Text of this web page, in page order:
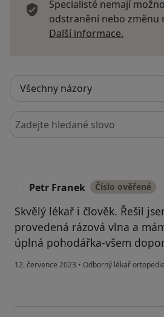
Specialisté nemají
odstranění nebo změnu
Další informace.
Hledejte v názorech
Petr Franek Číslo ověřené
Skvělý lékař i člověk. Řešil
provedená rázová vlna a
úplná pohodářka-všem
12. července 2023 • Odborný lékař ortopedie